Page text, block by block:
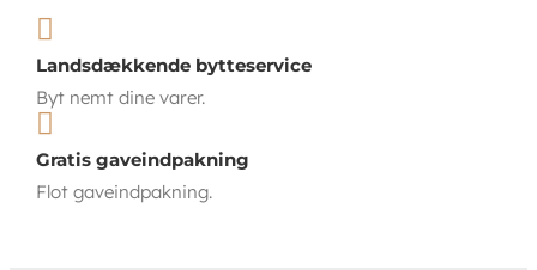

Landsdækkende bytteservice
Byt nemt dine varer.

Gratis gaveindpakning
Flot gaveindpakning.